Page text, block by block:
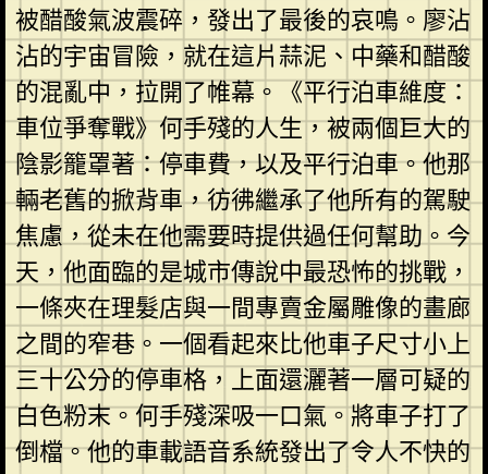
被醋酸氣波震碎，發出了最後的哀鳴。廖沾
沾的宇宙冒險，就在這片蒜泥、中藥和醋酸
的混亂中，拉開了帷幕。《平行泊車維度：
車位爭奪戰》何手殘的人生，被兩個巨大的
陰影籠罩著：停車費，以及平行泊車。他那
輛老舊的掀背車，彷彿繼承了他所有的駕駛
焦慮，從未在他需要時提供過任何幫助。今
天，他面臨的是城市傳說中最恐怖的挑戰，
一條夾在理髮店與一間專賣金屬雕像的畫廊
之間的窄巷。一個看起來比他車子尺寸小上
三十公分的停車格，上面還灑著一層可疑的
白色粉末。何手殘深吸一口氣。將車子打了
倒檔。他的車載語音系統發出了令人不快的